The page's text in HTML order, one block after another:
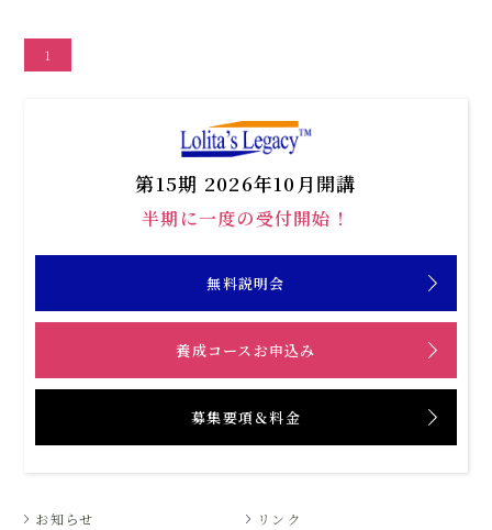
1
第15期 2026年10月開講
半期に一度の受付開始！
無料説明会
養成コースお申込み
募集要項＆料金
お知らせ リンク